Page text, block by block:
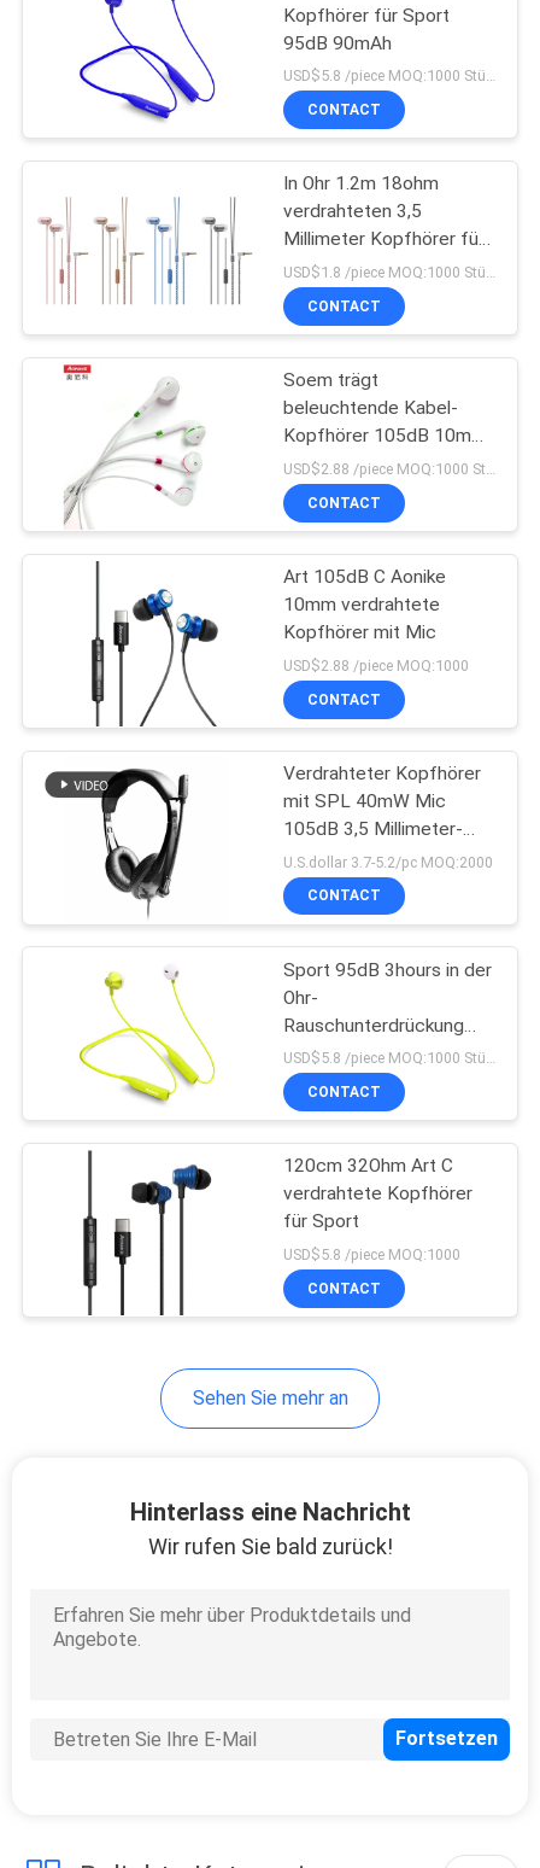
FORDERN
ZITAT
SITEMAP
POLICY
Hifibluetooth-
Kopfhörer
26
Verdrahteter Spiel-
Kopfhörer
77
Leuchtende
Bluetooth-Kopfhörer
In Ohr-Bluetooth-
Kopfhörer
13
Magnetische Sport-
Bluetooth-Kopfhörer
Sport-drahtloser
mit Mikrofon
Kopfhörer für Sport
95dB 90mAh
USD$5.8 /piece MOQ:1000 Stücke pro Einzelteile
CONTACT
In Ohr 1.2m 18ohm
verdrahteten 3,5
Millimeter Kopfhörer für
Mikrofon
USD$1.8 /piece MOQ:1000 Stücke pro Einzelteile
CONTACT
Soem trägt
beleuchtende Kabel-
Kopfhörer 105dB 10mm
zur Schau
CONTACT
Art 105dB C Aonike
10mm verdrahtete
Kopfhörer mit Mic
USD$2.88 /piece MOQ:1000
CONTACT
Verdrahteter Kopfhörer
mit SPL 40mW Mic
105dB 3,5 Millimeter-
Steckfassung
U.S.dollar 3.7-5.2/pc MOQ:2000
CONTACT
Sport 95dB 3hours in der
Ohr-
Rauschunterdrückung
Earbuds
USD$5.8 /piece MOQ:1000 Stücke pro Einzelteile
CONTACT
120cm 32Ohm Art C
verdrahtete Kopfhörer
für Sport
USD$5.8 /piece MOQ:1000
CONTACT
Sehen Sie mehr an
Hinterlass eine Nachricht
Wir rufen Sie bald zurück!